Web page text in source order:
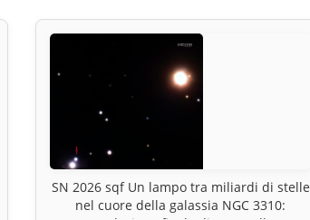
SN 2026 sqf Un lampo tra miliardi di stelle
nel cuore della galassia NGC 3310: